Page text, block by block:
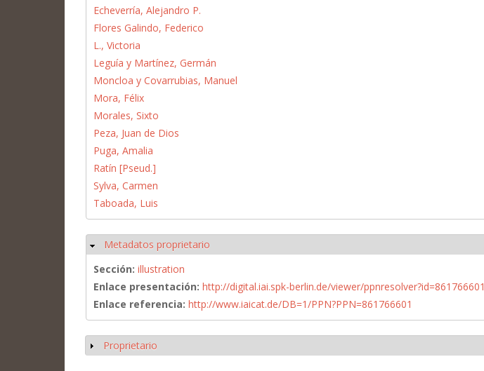
Echeverría, Alejandro P.
Flores Galindo, Federico
L., Victoria
Leguía y Martínez, Germán
Moncloa y Covarrubias, Manuel
Mora, Félix
Morales, Sixto
Peza, Juan de Dios
Puga, Amalia
Ratín [Pseud.]
Sylva, Carmen
Taboada, Luis
Ocultar
Metadatos proprietario
Sección: illustration
Enlace presentación: http://digital.iai.spk-berlin.de/viewer/ppnresolver?id=861766601
Enlace referencia: http://www.iaicat.de/DB=1/PPN?PPN=861766601
Mostrar
Proprietario